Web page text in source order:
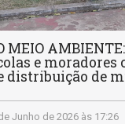
MEIO
e moradores
distribuição de
Junho de 2026 às 17:26